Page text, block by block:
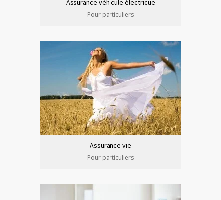
Assurance véhicule électrique
- Pour particuliers -
Assurance vie
- Pour particuliers -